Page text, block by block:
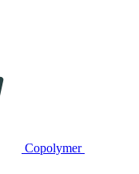
Copolymer